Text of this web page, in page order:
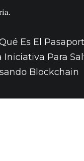
Es El
Iniciativa Para
Blockchain